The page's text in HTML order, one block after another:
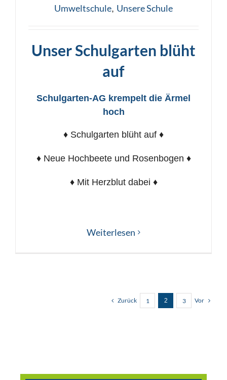
Umweltschule, Unsere Schule
Unser Schulgarten blüht
auf
Schulgarten-AG krempelt die Ärmel
hoch
♦ Schulgarten blüht auf ♦
♦ Neue Hochbeete und Rosenbogen ♦
♦ Mit Herzblut dabei ♦
Weiterlesen
Zurück 1 2 3 Vor